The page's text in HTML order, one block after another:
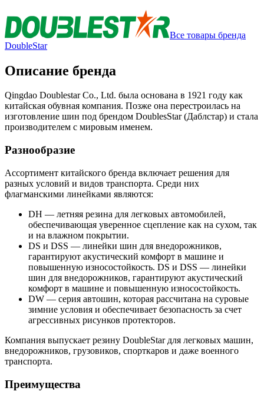
Все товары бренда
DoubleStar
Описание бренда
Qingdao Doublestar Co., Ltd. была основана в 1921 году как
китайская обувная компания. Позже она перестроилась на
изготовление шин под брендом DoublesStar (Даблстар) и стала
производителем с мировым именем.
Разнообразие
Ассортимент китайского бренда включает решения для
разных условий и видов транспорта. Среди них
флагманскими линейками являются:
DH — летняя резина для легковых автомобилей,
обеспечивающая уверенное сцепление как на сухом, так
и на влажном покрытии.
DS и DSS — линейки шин для внедорожников,
гарантируют акустический комфорт в машине и
повышенную износостойкость. DS и DSS — линейки
шин для внедорожников, гарантируют акустический
комфорт в машине и повышенную износостойкость.
DW — серия автошин, которая рассчитана на суровые
зимние условия и обеспечивает безопасность за счет
агрессивных рисунков протекторов.
Компания выпускает резину DoubleStar для легковых машин,
внедорожников, грузовиков, спорткаров и даже военного
транспорта.
Преимущества